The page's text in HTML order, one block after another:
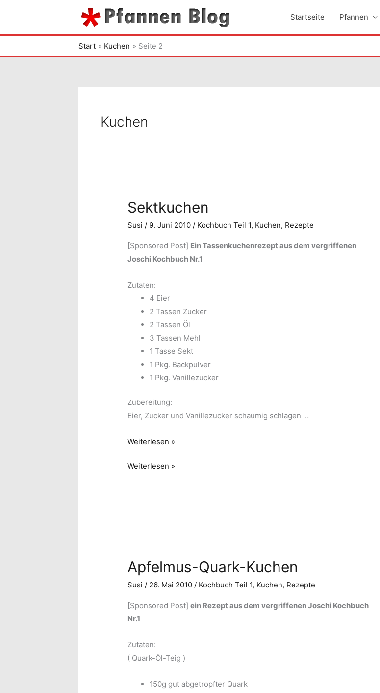
springen
Startseite Pfannen
Start Kuchen Seite 2
Kuchen
Sektkuchen
Susi / 9. Juni 2010 / Kochbuch Teil 1, Kuchen, Rezepte
[Sponsored Post] Ein Tassenkuchenrezept aus dem vergriffenen
Joschi Kochbuch Nr.1
Zutaten:
4 Eier
2 Tassen Zucker
2 Tassen Öl
3 Tassen Mehl
1 Tasse Sekt
1 Pkg. Backpulver
1 Pkg. Vanillezucker
Zubereitung:
Eier, Zucker und Vanillezucker schaumig schlagen …
Sektkuchen
Weiterlesen »
Sektkuchen
Weiterlesen »
Apfelmus-Quark-Kuchen
Susi / 26. Mai 2010 / Kochbuch Teil 1, Kuchen, Rezepte
[Sponsored Post]ein Rezept aus dem vergriffenen Joschi Kochbuch
Nr.1
Zutaten:
( Quark-Öl-Teig )
150g gut abgetropfter Quark